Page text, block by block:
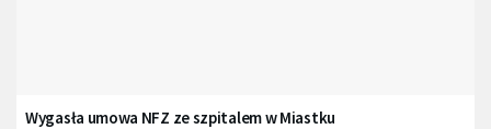
Wygasła umowa NFZ ze szpitalem w Miastku